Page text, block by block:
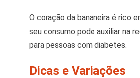
O coração da bananeira é rico
seu consumo pode auxiliar na
para pessoas com diabetes.
Dicas e Variações